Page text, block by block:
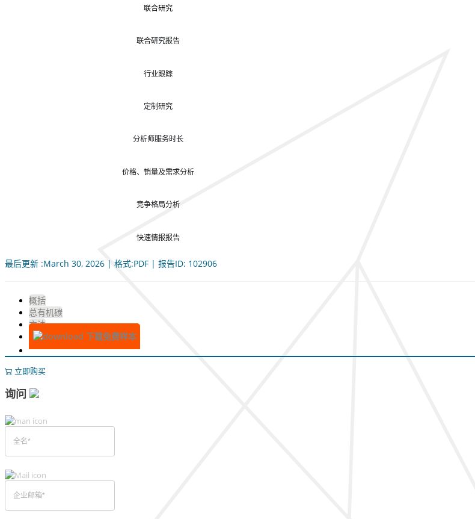
联合研究
联合研究报告
行业跟踪
定制研究
分析师服务时长
价格、销量及需求分析
竞争格局分析
快速情报报告
最后更新 :March 30, 2026 | 格式:PDF | 报告ID: 102906
概括
总有机碳
方法
下载免费样本
立即购买
询问